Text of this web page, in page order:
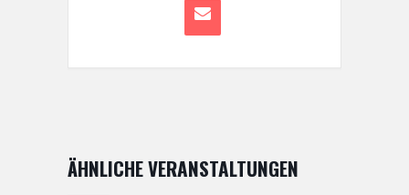
ÄHNLICHE VERANSTALTUNGEN